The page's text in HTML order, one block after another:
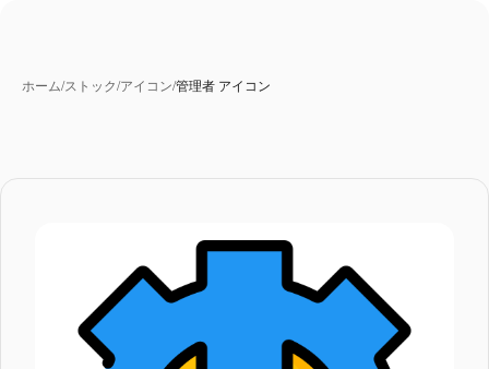
ホーム/ストック/アイコン/管理者 アイコン